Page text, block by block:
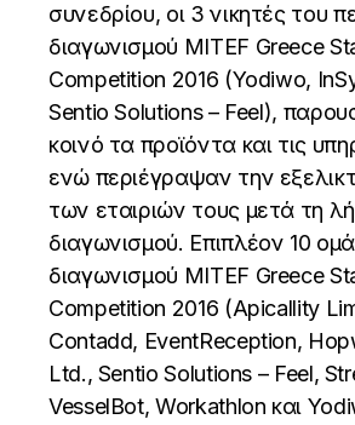
συνεδρίου, οι 3 νικητές του
διαγωνισμού MITEF Greece
Competition 2016 (Yodiwo,
Sentio Solutions – Feel),
κοινό τα προϊόντα και τις
ενώ περιέγραψαν την
των εταιριών τους μετά τη
διαγωνισμού. Επιπλέον 10
διαγωνισμού MITEF Greece
Competition 2016 (Apicallity
Contadd, EventReception,
Ltd., Sentio Solutions – Feel,
VesselBot, Workathlon και